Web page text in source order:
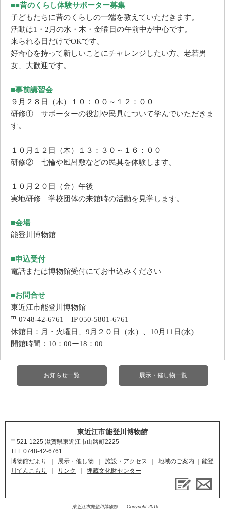
■■昔のくらし体験サポーター募集
子どもたちに昔のくらしの一端を教えていただきます。
活動は1・2月の水・木・金曜日の午前中が中心です。
来られる日だけでOKです。
好奇心を持って新しいことにチャレンジしたい方、老若男
女、大歓迎です。
■事前講習会
９月２８日（木）１０：００～１２：００
研修① サポーターの役割や民具について学んでいただきま
す。
１０月１２日（木）１３：３０～１６：００
研修② 七輪や風呂敷などの民具を体験します。
１０月２０日（金）午後
実地研修 学校団体の来館時の活動を見学します。
■会場
能登川博物館
■申込受付
電話または博物館受付にてお申込みください
■お問合せ
東近江市能登川博物館
℡ 0748-42-6761 IP 050-5801-6761
休館日：月・火曜日、9月２０日（水）、10月11日(水)
開館時間：10：00ー18：00
お知らせ一覧 展示・催し物一覧
東近江市能登川博物館
〒521-1225 滋賀県東近江市山路町2225
TEL:0748-42-6761
博物館だより
展示・催し物 施設・アクセス 地域のご案内
能登
川てんこもり
リンク 埋蔵文化財センター
東近江市能登川博物館 Copyright 2016